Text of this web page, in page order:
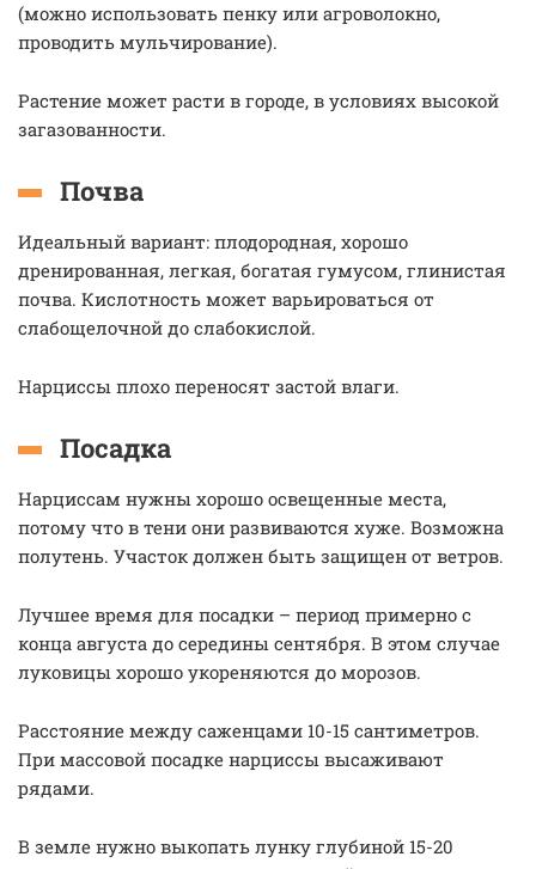
(можно использовать пенку или агроволокно,
проводить мульчирование).
Растение может расти в городе, в условиях высокой
загазованности.
Почва
Идеальный вариант: плодородная, хорошо
дренированная, легкая, богатая гумусом, глинистая
почва. Кислотность может варьироваться от
слабощелочной до слабокислой.
Нарциссы плохо переносят застой влаги.
Посадка
Нарциссам нужны хорошо освещенные места,
потому что в тени они развиваются хуже. Возможна
полутень. Участок должен быть защищен от ветров.
Лучшее время для посадки – период примерно с
конца августа до середины сентября. В этом случае
луковицы хорошо укореняются до морозов.
Расстояние между саженцами 10-15 сантиметров.
При массовой посадке нарциссы высаживают
рядами.
В земле нужно выкопать лунку глубиной 15-20